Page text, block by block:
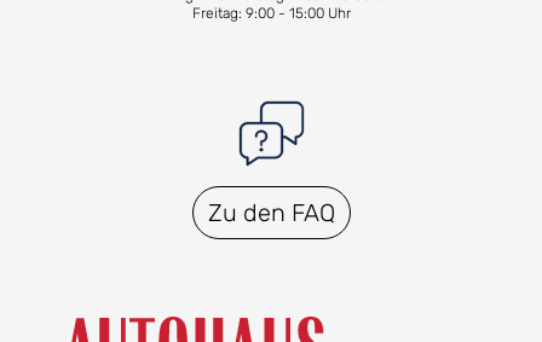
Freitag: 9:00 - 15:00 Uhr
Zu den FAQ